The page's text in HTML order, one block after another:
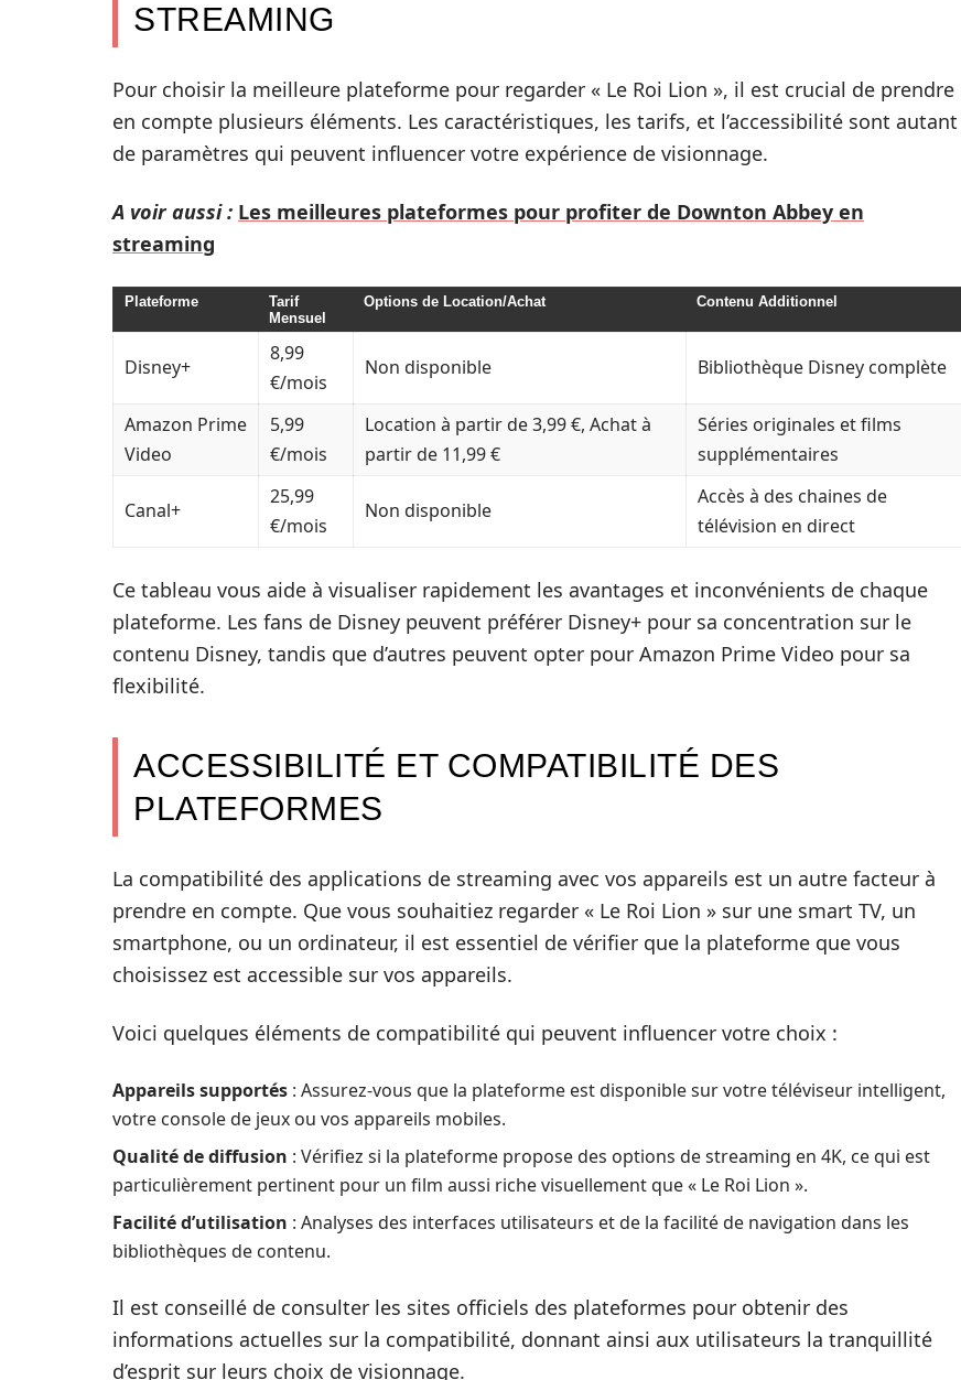
STREAMING
Pour choisir la meilleure plateforme pour regarder « Le Roi Lion », il est crucial de prendre
en compte plusieurs éléments. Les caractéristiques, les tarifs, et l’accessibilité sont autant
de paramètres qui peuvent influencer votre expérience de visionnage.
A voir aussi : Les meilleures plateformes pour profiter de Downton Abbey en
streaming
Plateforme
Tarif
Mensuel
Options de Location/Achat Contenu Additionnel
Disney+
8,99
€/mois
Non disponible Bibliothèque Disney complète
Amazon Prime
Video
5,99
€/mois
Location à partir de 3,99 €, Achat à
partir de 11,99 €
Séries originales et films
supplémentaires
Canal+
25,99
€/mois
Non disponible
Accès à des chaines de
télévision en direct
Ce tableau vous aide à visualiser rapidement les avantages et inconvénients de chaque
plateforme. Les fans de Disney peuvent préférer Disney+ pour sa concentration sur le
contenu Disney, tandis que d’autres peuvent opter pour Amazon Prime Video pour sa
flexibilité.
ACCESSIBILITÉ ET COMPATIBILITÉ DES
PLATEFORMES
La compatibilité des applications de streaming avec vos appareils est un autre facteur à
prendre en compte. Que vous souhaitiez regarder « Le Roi Lion » sur une smart TV, un
smartphone, ou un ordinateur, il est essentiel de vérifier que la plateforme que vous
choisissez est accessible sur vos appareils.
Voici quelques éléments de compatibilité qui peuvent influencer votre choix :
Appareils supportés : Assurez-vous que la plateforme est disponible sur votre téléviseur intelligent,
votre console de jeux ou vos appareils mobiles.
Qualité de diffusion : Vérifiez si la plateforme propose des options de streaming en 4K, ce qui est
particulièrement pertinent pour un film aussi riche visuellement que « Le Roi Lion ».
Facilité d’utilisation : Analyses des interfaces utilisateurs et de la facilité de navigation dans les
bibliothèques de contenu.
Il est conseillé de consulter les sites officiels des plateformes pour obtenir des
informations actuelles sur la compatibilité, donnant ainsi aux utilisateurs la tranquillité
d’esprit sur leurs choix de visionnage.